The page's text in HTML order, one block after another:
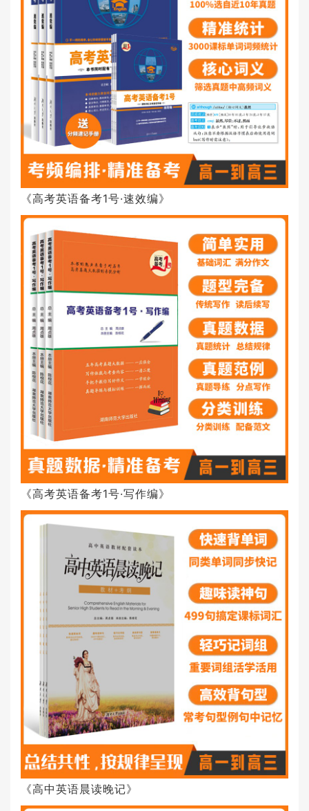
《高考英语备考1号·速效编》
《高考英语备考1号·写作编》
《高中英语晨读晚记》